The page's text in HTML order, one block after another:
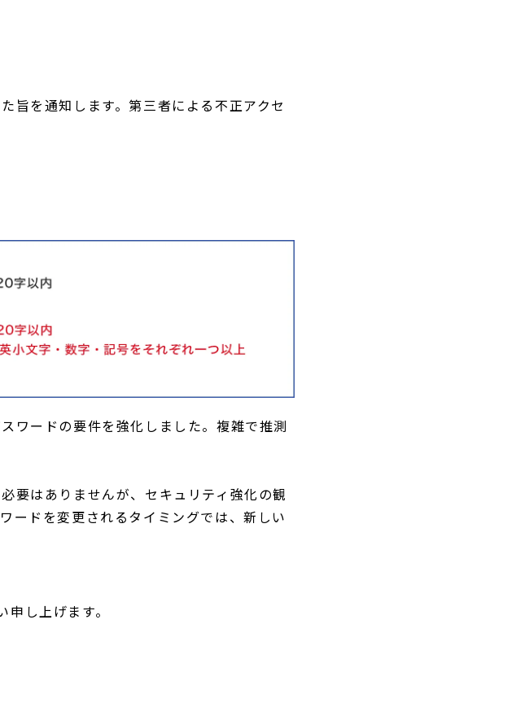
旨を通知します。第三者による不正アクセ
ワードの要件を強化しました。複雑で推測
要はありませんが、セキュリティ強化の観
ードを変更されるタイミングでは、新しい
し上げます。